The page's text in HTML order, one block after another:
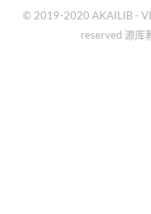
© 2019-2020 AKAILIB -
reserved 源库